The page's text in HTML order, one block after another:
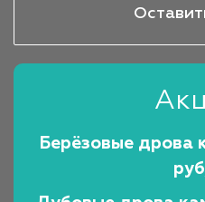
Берёзовые дрова